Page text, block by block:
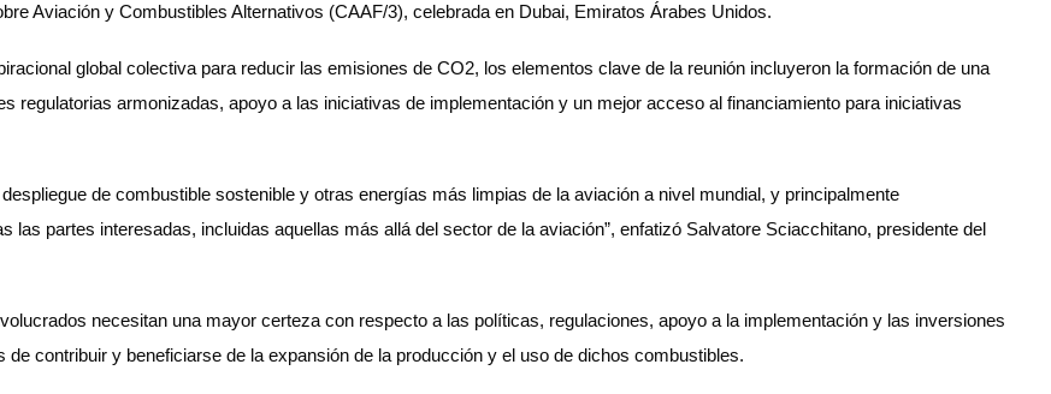
Aviación y Combustibles Alternativos (CAAF/3), celebrada en Dubai, Emiratos Árabes Unidos.
global colectiva para reducir las emisiones de CO2, los elementos clave de la reunión incluyeron la formación de una
regulatorias armonizadas, apoyo a las iniciativas de implementación y un mejor acceso al financiamiento para iniciativas
de combustible sostenible y otras energías más limpias de la aviación a nivel mundial, y principalmente
las partes interesadas, incluidas aquellas más allá del sector de la aviación”, enfatizó Salvatore Sciacchitano, presidente del
necesitan una mayor certeza con respecto a las políticas, regulaciones, apoyo a la implementación y las inversiones
contribuir y beneficiarse de la expansión de la producción y el uso de dichos combustibles.